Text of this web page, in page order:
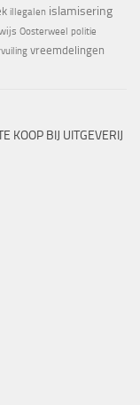
illegalen islamisering
Oosterweel politie
vreemdelingen
KOOP BIJ UITGEVERIJ